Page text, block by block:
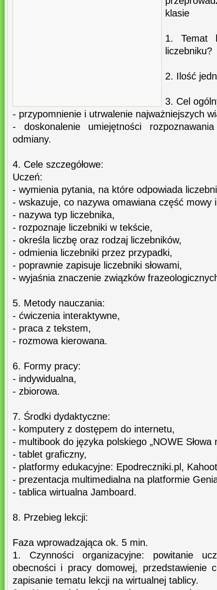
klasie
1. Temat
liczebniku?
2. Ilość
3. Cel
- przypomnienie i utrwalenie najważniejszych
- doskonalenie umiejętności
odmiany.
4. Cele szczegółowe:
Uczeń:
- wymienia pytania, na które odpowiada
- wskazuje, co nazywa omawiana część mowy
- nazywa typ liczebnika,
- rozpoznaje liczebniki w tekście,
- określa liczbę oraz rodzaj liczebników,
- odmienia liczebniki przez przypadki,
- poprawnie zapisuje liczebniki słowami,
- wyjaśnia znaczenie związków
5. Metody nauczania:
- ćwiczenia interaktywne,
- praca z tekstem,
- rozmowa kierowana.
6. Formy pracy:
- indywidualna,
- zbiorowa.
7. Środki dydaktyczne:
- komputery z dostępem do internetu,
- multibook do języka polskiego „NOWE
- tablet graficzny,
- platformy edukacyjne: Epodreczniki.pl,
- prezentacja multimedialna na platformie
- tablica wirtualna Jamboard.
8. Przebieg lekcji:
Faza wprowadzająca ok. 5 min.
1. Czynności organizacyjne: powitanie
obecności i pracy domowej, przedstawienie
zapisanie tematu lekcji na wirtualnej tablicy.